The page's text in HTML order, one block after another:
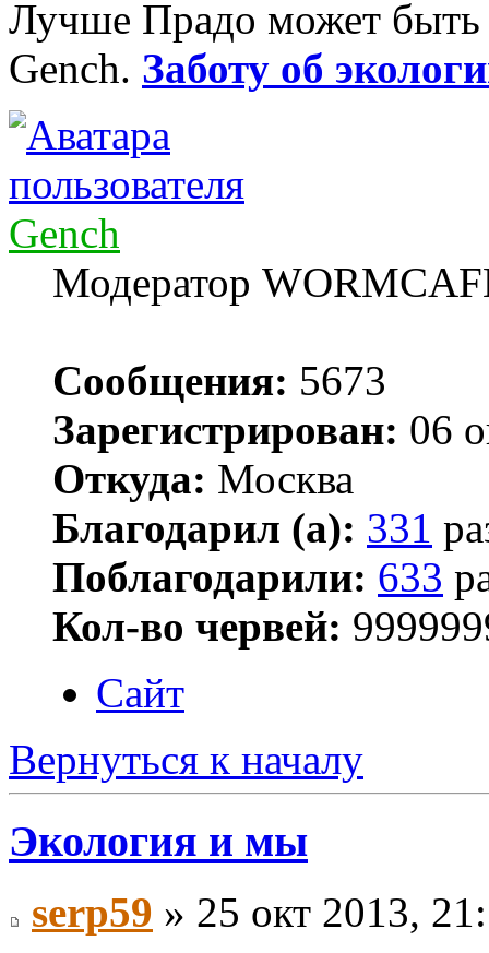
Лучше Прадо может
Gench. Заботу об
Gench
Модератор
Сообщения: 5673
Зарегистрирован: 06
Откуда: Москва
Благодарил (а): 331
Поблагодарили: 633
Кол-во червей:
Сайт
Вернуться к началу
Экология и мы
serp59 » 25 окт 2013,